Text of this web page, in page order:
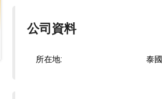
公司資料
所在地: 泰國